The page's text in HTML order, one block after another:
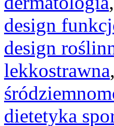
design
design
lekkostrawna,
dietetyka